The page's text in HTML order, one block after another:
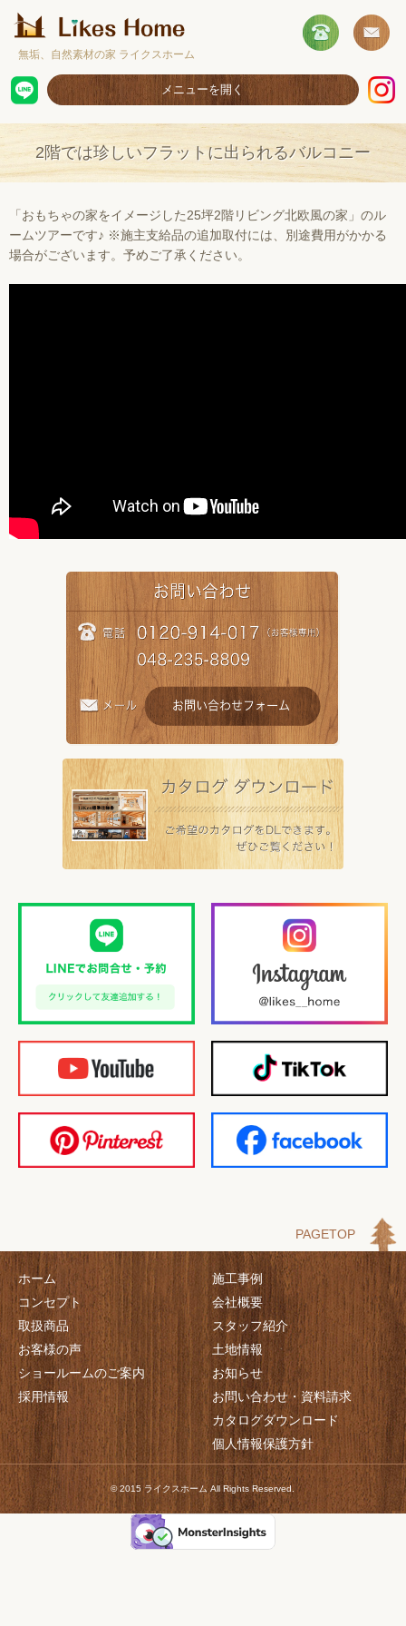
無垢、自然素材の家 ライクスホーム
メニューを開く
ホーム
コンセプト
取扱商品
2階では珍しいフラットに出られるバルコニー
「おもちゃの家をイメージした25坪2階リビング北欧風の家」のル
ームツアーです♪ ※施主支給品の追加取付には、別途費用がかかる
場合がございます。予めご了承ください。
PAGETOP
ホーム
コンセプト
取扱商品
お客様の声
ショールームのご案内
採用情報
施工事例
会社概要
スタッフ紹介
土地情報
お知らせ
お問い合わせ・資料請求
カタログダウンロード
個人情報保護方針
© 2015 ライクスホーム All Rights Reserved.